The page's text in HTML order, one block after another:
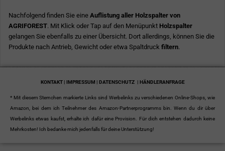
Nachfolgend finden Sie eine Auflistung aller Holzspalter von
AGRIFOREST. Mit Klick oder Tap auf den Menüpunkt Holzspalter
gelangen Sie ebenfalls zu einer Übersicht. Dort allerdings, können Sie die
Produkte nach Antrieb, Gewicht oder etwa Spaltdruck filtern.
KONTAKT | IMPRESSUM | DATENSCHUTZ | HÄNDLERANFRAGE
* Mit diesem Sternchen markierte Links sind Werbelinks zu verschiedenen Online-Shops, wie
Amazon, bei dem ich Teilnehmer des Amazon-Partnerprogramms bin. Wenn du dir über
Werbelinks etwas kaufst, erhalte ich dafür eine Provision. Für dich entstehen dadurch keine
Mehrkosten! Ich bedanke mich jedenfalls für deine Unterstützung!